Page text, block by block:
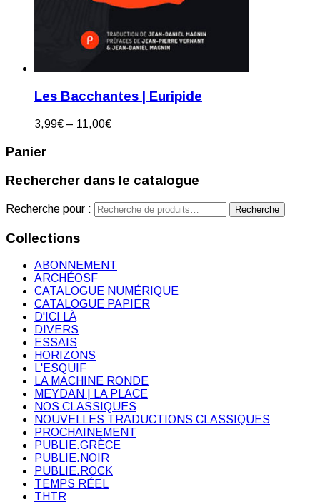
Les Bacchantes | Euripide
3,99€ – 11,00€
Panier
Rechercher dans le catalogue
Recherche pour : Recherche
Collections
ABONNEMENT
ARCHÉOSF
CATALOGUE NUMÉRIQUE
CATALOGUE PAPIER
D'ICI LÀ
DIVERS
ESSAIS
HORIZONS
L'ESQUIF
LA MACHINE RONDE
MEYDAN | LA PLACE
NOS CLASSIQUES
NOUVELLES TRADUCTIONS CLASSIQUES
PROCHAINEMENT
PUBLIE.GRÈCE
PUBLIE.NOIR
PUBLIE.ROCK
TEMPS RÉEL
THTR